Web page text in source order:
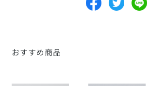
おすすめ商品